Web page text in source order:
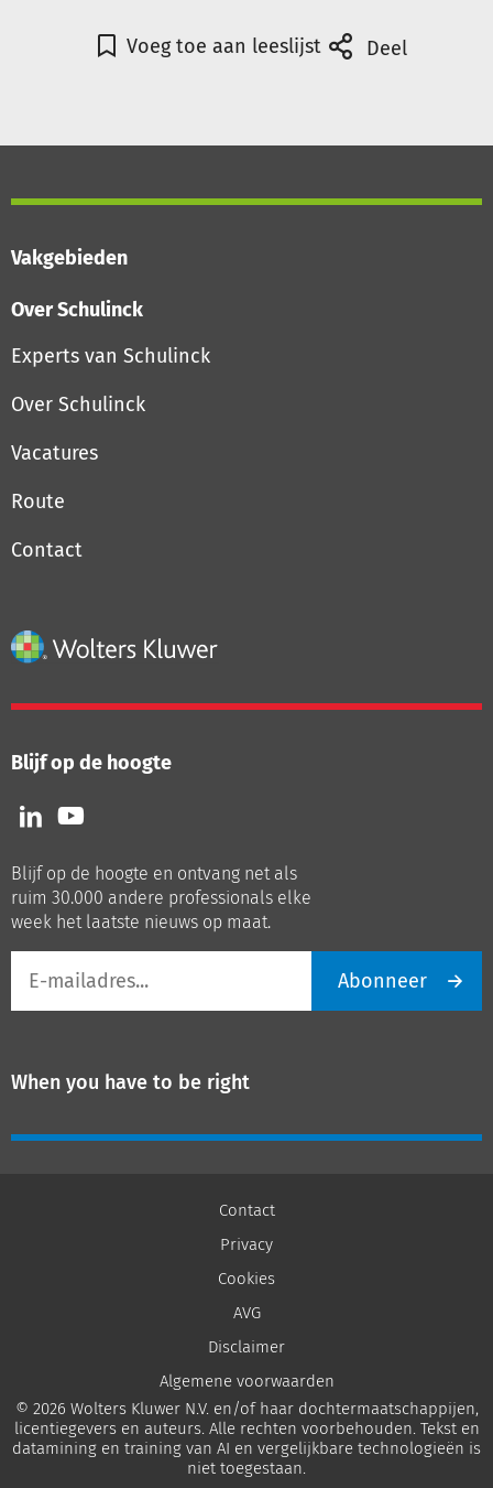
Voeg toe aan leeslijst Deel
Vakgebieden
Over Schulinck
Experts van Schulinck
Over Schulinck
Vacatures
Route
Contact
Blijf op de hoogte
Volg
ons
LinkedIn
Volg
ons
Youtube
Blijf op de hoogte en ontvang net als
ruim 30.000 andere professionals elke
week het laatste nieuws op maat.
mailadres
Abonneer
When you have to be right
Contact
Privacy
Cookies
AVG
Disclaimer
Algemene voorwaarden
© 2026 Wolters Kluwer N.V. en/of haar dochtermaatschappijen,
licentiegevers en auteurs. Alle rechten voorbehouden. Tekst en
datamining en training van AI en vergelijkbare technologieën is
niet toegestaan.